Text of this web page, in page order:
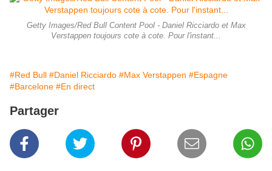
Getty Images/Red Bull Content Pool - Daniel Ricciardo et Max
Verstappen toujours cote à cote. Pour l'instant...
#Red Bull #Daniel Ricciardo #Max Verstappen #Espagne
#Barcelone #En direct
Partager